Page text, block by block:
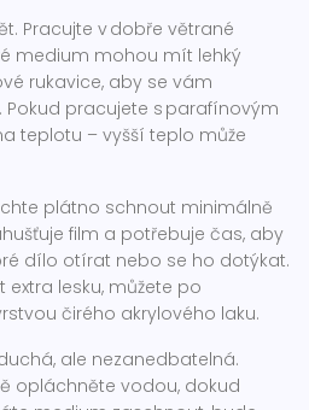
Pracujte v dobře větrané
medium mohou mít lehký
rukavice, aby se vám
Pokud pracujete s parafínovým
teplotu – vyšší teplo může
plátno schnout minimálně
film a potřebuje čas, aby
dílo otírat nebo se ho dotýkat.
lesku, můžete po
čirého akrylového laku.
ale nezanedbatelná.
opláchněte vodou, dokud